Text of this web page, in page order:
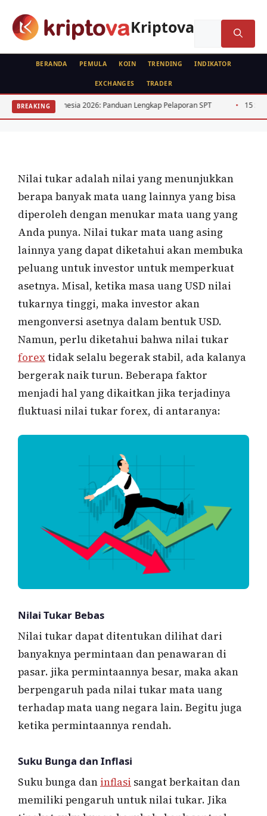
Kriptova
BERANDA PEMULA KOIN TRENDING INDIKATOR
EXCHANGES TRADER
BREAKING
Indonesia 2026: Panduan Lengkap Pelaporan SPT 15 Saham
Faktor-Faktor yang Memengaruhi Nilai
Tukar Forex
Nilai tukar adalah nilai yang menunjukkan
berapa banyak mata uang lainnya yang bisa
diperoleh dengan menukar mata uang yang
Anda punya. Nilai tukar mata uang asing
lainnya yang dapat diketahui akan membuka
peluang untuk investor untuk memperkuat
asetnya. Misal, ketika masa uang USD nilai
tukarnya tinggi, maka investor akan
mengonversi asetnya dalam bentuk USD.
Namun, perlu diketahui bahwa nilai tukar
forextidak selalu begerak stabil, ada kalanya
bergerak naik turun. Beberapa faktor
menjadi hal yang dikaitkan jika terjadinya
fluktuasi nilai tukar forex, di antaranya:
Nilai Tukar Bebas
Nilai tukar dapat ditentukan dilihat dari
banyaknya permintaan dan penawaran di
pasar. jika permintaannya besar, maka akan
berpengaruh pada nilai tukar mata uang
terhadap mata uang negara lain. Begitu juga
ketika permintaannya rendah.
Suku Bunga dan Inflasi
Suku bunga dan inflasi sangat berkaitan dan
memiliki pengaruh untuk nilai tukar. Jika